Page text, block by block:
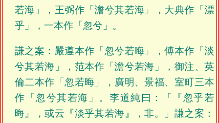
若海」，王弼作「澹兮其若海」，大典作「漂
乎」，一本作「忽兮」。
謙之案：嚴遵本作「忽兮若晦」，傅本作「淡
兮其若海」，范本作「澹兮若海」，御注、英
倫二本作「忽若晦」，廣明、景福、室町三本
作「忽兮其若海」。李道純曰：「『忽乎若
晦』，或云『淡乎其若海』，非。」謙之案：